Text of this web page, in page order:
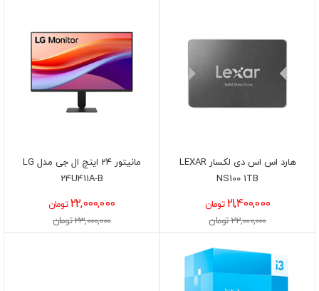
هارد اس اس دی لکسار LEXAR
NS100 1TB
21,400,000 تومان
22,000,000 تومان
مانیتور 24 اینچ ال جی مدل LG
24U411A-B
22,000,000 تومان
23,000,000 تومان